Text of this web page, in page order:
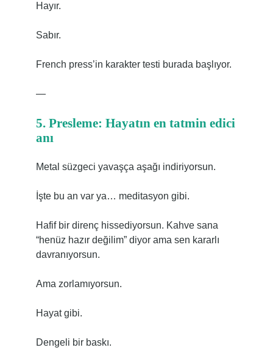
Hayır.
Sabır.
French press’in karakter testi burada başlıyor.
—
5. Presleme: Hayatın en tatmin edici
anı
Metal süzgeci yavaşça aşağı indiriyorsun.
İşte bu an var ya… meditasyon gibi.
Hafif bir direnç hissediyorsun. Kahve sana
“henüz hazır değilim” diyor ama sen kararlı
davranıyorsun.
Ama zorlamıyorsun.
Hayat gibi.
Dengeli bir baskı.